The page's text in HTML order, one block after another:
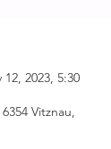
2023, 5:30
Vitznau,